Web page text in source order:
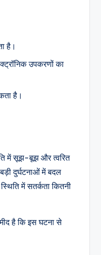
है।
उपकरणों का
है।
में सूझ-बूझ और त्वरित
दुर्घटनाओं में बदल
में सतर्कता कितनी
है कि इस घटना से